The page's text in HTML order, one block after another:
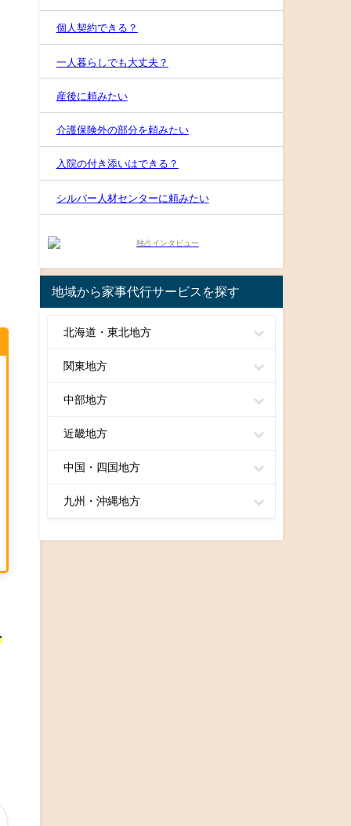
個人契約できる？
一人暮らしでも大丈夫？
産後に頼みたい
介護保険外の部分を頼みたい
入院の付き添いはできる？
シルバー人材センターに頼みたい
地域から家事代行サービスを探す
北海道・東北地方
関東地方
中部地方
近畿地方
中国・四国地方
九州・沖縄地方